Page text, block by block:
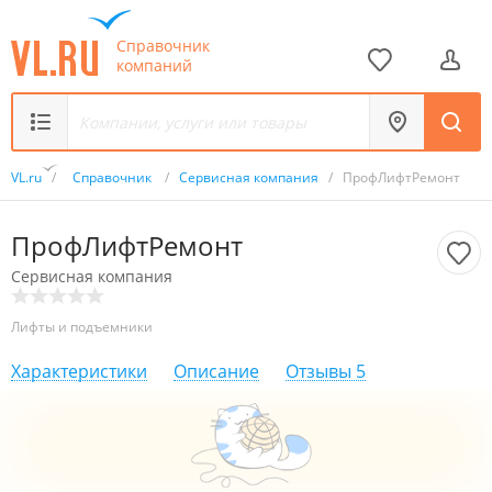
Справочник
компаний
VL.ru / Справочник / Сервисная компания / ПрофЛифтРемонт
ПрофЛифтРемонт
Сервисная компания
Лифты и подъемники
Характеристики Описание Отзывы 5